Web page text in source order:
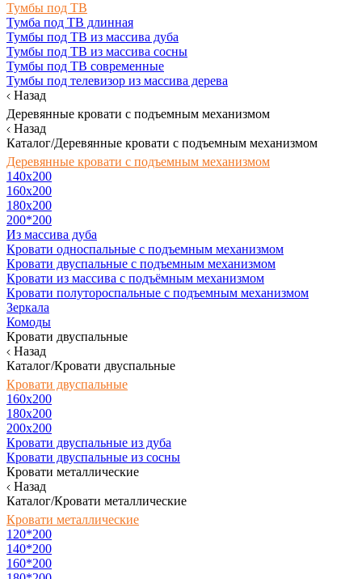
Тумбы под ТВ
Тумба под ТВ длинная
Тумбы под ТВ из массива дуба
Тумбы под ТВ из массива сосны
Тумбы под ТВ современные
Тумбы под телевизор из массива дерева
Назад
Деревянные кровати с подъемным механизмом
Назад
Каталог/Деревянные кровати с подъемным механизмом
Деревянные кровати с подъемным механизмом
140x200
160х200
180х200
200*200
Из массива дуба
Кровати односпальные с подъемным механизмом
Кровати двуспальные с подъемным механизмом
Кровати из массива с подъёмным механизмом
Кровати полутороспальные с подъемным механизмом
Зеркала
Комоды
Кровати двуспальные
Назад
Каталог/Кровати двуспальные
Кровати двуспальные
160х200
180x200
200x200
Кровати двуспальные из дуба
Кровати двуспальные из сосны
Кровати металлические
Назад
Каталог/Кровати металлические
Кровати металлические
120*200
140*200
160*200